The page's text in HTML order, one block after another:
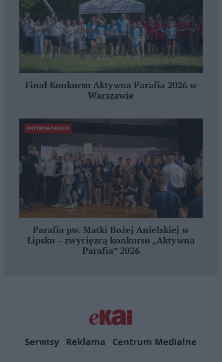
Finał Konkursu Aktywna Parafia 2026 w
Warszawie
AKTYWNA PARAFIA
Parafia pw. Matki Bożej Anielskiej w
Lipsku – zwycięzcą konkursu „Aktywna
Parafia” 2026
Serwisy Reklama
Centrum Medialne